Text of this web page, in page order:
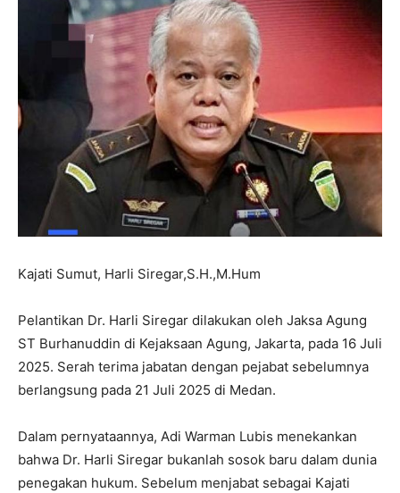
Kajati Sumut, Harli Siregar,S.H.,M.Hum
Pelantikan Dr. Harli Siregar dilakukan oleh Jaksa Agung
ST Burhanuddin di Kejaksaan Agung, Jakarta, pada 16 Juli
2025. Serah terima jabatan dengan pejabat sebelumnya
berlangsung pada 21 Juli 2025 di Medan.
Dalam pernyataannya, Adi Warman Lubis menekankan
bahwa Dr. Harli Siregar bukanlah sosok baru dalam dunia
penegakan hukum. Sebelum menjabat sebagai Kajati